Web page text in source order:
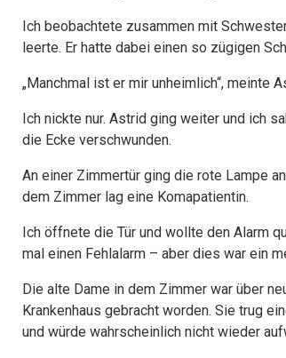
Ich beobachtete zusammen mit
leerte. Er hatte dabei einen so zügigen
„Manchmal ist er mir unheimlich“, meinte
Ich nickte nur. Astrid ging weiter und ich
die Ecke verschwunden.
An einer Zimmertür ging die rote Lampe
dem Zimmer lag eine Komapatientin.
Ich öffnete die Tür und wollte den Alarm
mal einen Fehlalarm – aber dies war ein
Die alte Dame in dem Zimmer war über
Krankenhaus gebracht worden. Sie trug
und würde wahrscheinlich nicht wieder